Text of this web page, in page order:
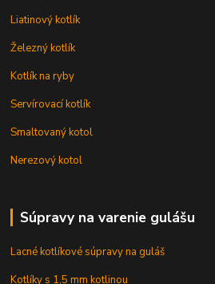
Liatinový kotlík
Železný kotlík
Kotlík na ryby
Servírovací kotlík
Smaltovaný kotol
Nerezový kotol
Súpravy na varenie gulášu
Lacné kotlíkové súpravy na guláš
Kotlíky s 1,5 mm kotlinou